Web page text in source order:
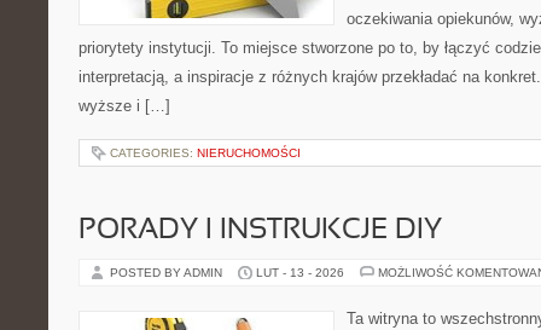
oczekiwania opiekunów,
priorytety instytucji. To miejsce stworzone po to, by łączyć
interpretacją, a inspiracje z różnych krajów przekładać na
wyższe i […]
CATEGORIES: NIERUCHOMOŚCI
PORADY I INSTRUKCJE DIY
POSTED BY ADMIN LUT - 13 - 2026 MOŻLIWOŚĆ
Ta witryna to